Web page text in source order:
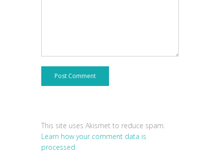
Post Comment
This site uses Akismet to reduce spam.
Learn how your comment data is
processed.